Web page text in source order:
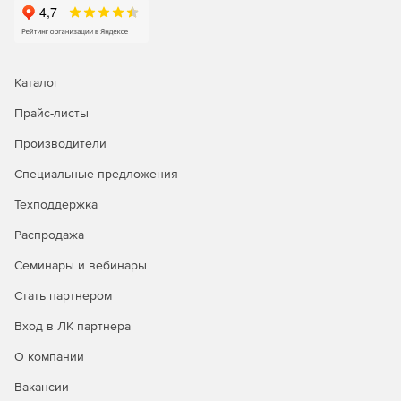
Операционная система Astra Linux Special Edition доступна
Редакция «ОРЕЛ» - обычный уровень защищенности.
Продукт является доступным техническим вариантом для
Каталог
Прайс-листы
Производители
Специальные предложения
Техподдержка
Распродажа
Семинары и вебинары
Стать партнером
Вход в ЛК партнера
О компании
Вакансии